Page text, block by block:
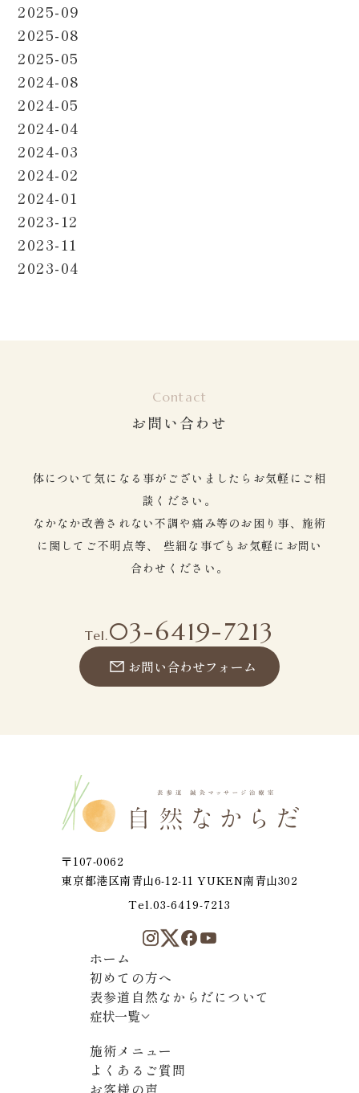
2025-09
2025-08
2025-05
2024-08
2024-05
2024-04
2024-03
2024-02
2024-01
2023-12
2023-11
2023-04
Contact
お問い合わせ
体について気になる事がございましたらお気軽にご相
談ください。
なかなか改善されない不調や痛み等のお困り事、施術
に関してご不明点等、
些細な事でもお気軽にお問い
合わせください。
Tel.03-6419-7213
お問い合わせフォーム
〒107-0062
東京都港区南青山6-12-11 YUKEN南青山302
Tel.03-6419-7213
ホーム
初めての方へ
表参道自然なからだについて
症状一覧
美容・肌質改善
腰痛・坐骨神経痛
ストレス・自律神経失調
眼精疲労・目のかすみ
疲労・元気がない・だるい
施術メニュー
よくあるご質問
お客様の声